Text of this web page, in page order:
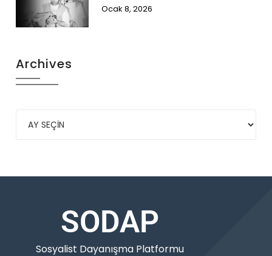
Ocak 8, 2026
Archives
SODAP
Sosyalist Dayanışma Platformu